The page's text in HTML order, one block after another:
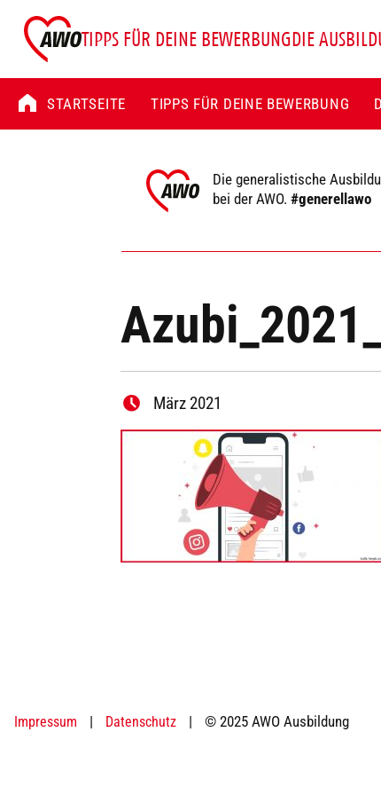
TIPPS FÜR DEINE BEWERBUNGDIE
STARTSEITE TIPPS FÜR DEINE BEWERBUNG
Die generalistische
bei der AWO. #generellawo
März 2021
Impressum | Datenschutz | © 2025 AWO Ausbildung